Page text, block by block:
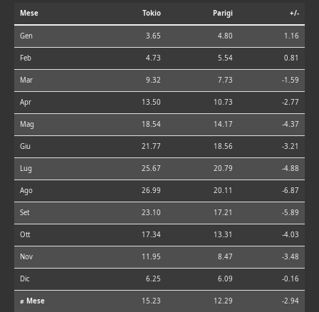
Mese Tokio Parigi +/-
Gen 3.65 4.80 1.16
Feb 4.73 5.54 0.81
Mar 9.32 7.73 -1.59
Apr 13.50 10.73 -2.77
Mag 18.54 14.17 -4.37
Giu 21.77 18.56 -3.21
Lug 25.67 20.79 -4.88
Ago 26.99 20.11 -6.87
Set 23.10 17.21 -5.89
Ott 17.34 13.31 -4.03
Nov 11.95 8.47 -3.48
Dic 6.25 6.09 -0.16
⌀ Mese 15.23 12.29 -2.94